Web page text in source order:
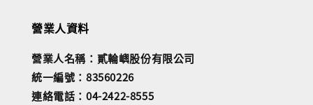
營業人資料
營業人名稱：貳輪嶼股份有限公司
統一編號：83560226
連絡電話：04-2422-8555